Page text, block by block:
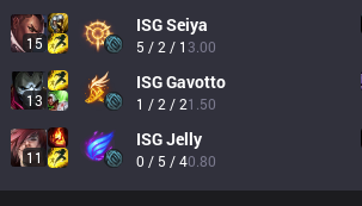
15
ISGSeiya
5 / 2 / 1 3.00
13
ISGGavotto
1 / 2 / 21.50
11
ISGJelly
0 / 5 / 40.80